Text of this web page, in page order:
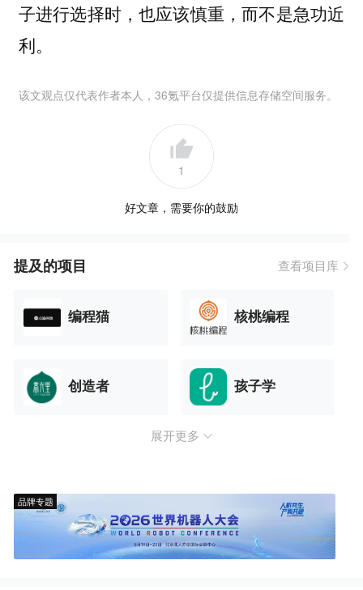
子进行选择时，也应该慎重，而不是急功近
利。
该文观点仅代表作者本人，36氪平台仅提供信息存储空间服务。
1
好文章，需要你的鼓励
提及的项目 查看项目库
编程猫 核桃编程
创造者 孩子学
展开更多
品牌专题